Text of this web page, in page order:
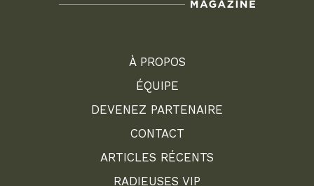
À PROPOS
ÉQUIPE
DEVENEZ PARTENAIRE
CONTACT
ARTICLES RÉCENTS
RADIEUSES VIP